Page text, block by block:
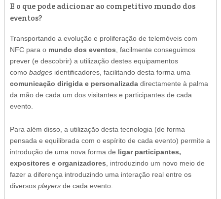
E o que pode adicionar ao competitivo mundo dos
eventos?
Transportando a evolução e proliferação de telemóveis com
NFC para o mundo dos eventos , facilmente conseguimos
prever (e descobrir) a utilização destes equipamentos
como badgesidentificadores, facilitando desta forma uma
comunicação dirigida e personalizadadirectamente à palma
da mão de cada um dos visitantes e participantes de cada
evento.
Para além disso, a utilização desta tecnologia (de forma
pensada e equilibrada com o espírito de cada evento) permite a
introdução de uma nova forma de ligar participantes,
expositores e organizadores , introduzindo um novo meio de
fazer a diferença introduzindo uma interação real entre os
diversos playersde cada evento.